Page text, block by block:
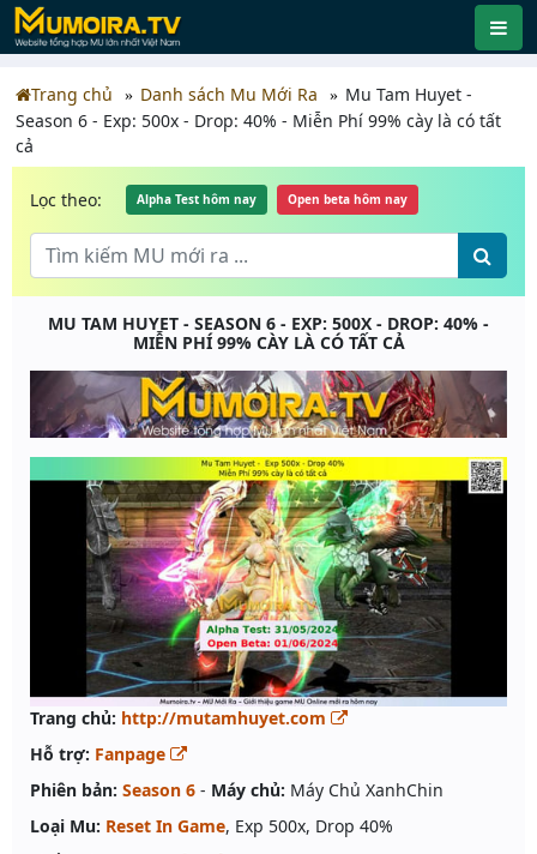
Trang chủ Danh sách Mu Mới Ra
Mu Tam Huyet -
Season 6 - Exp: 500x - Drop: 40% - Miễn Phí 99% cày là có tất
cả
Lọc theo: Alpha Test hôm nay Open beta hôm nay
MU TAM HUYET - SEASON 6 - EXP: 500X - DROP: 40% -
MIỄN PHÍ 99% CÀY LÀ CÓ TẤT CẢ
Trang chủ: http://mutamhuyet.com
Hỗ trợ: Fanpage
Phiên bản: Season 6 - Máy chủ: Máy Chủ XanhChin
Loại Mu: Reset In Game, Exp 500x, Drop 40%